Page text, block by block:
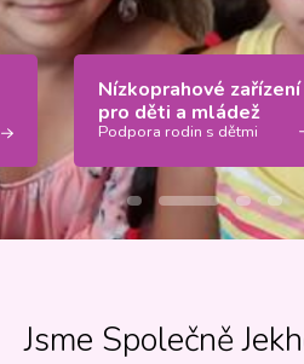
Nízkoprahové zařízení
pro děti a mládež
Podpora rodin s dětmi
Jsme Společně